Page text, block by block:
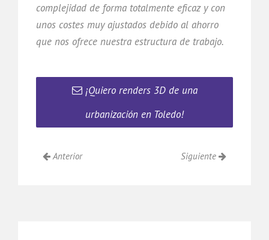
complejidad de forma totalmente eficaz y con
unos costes muy ajustados debido al ahorro
que nos ofrece nuestra estructura de trabajo.
¡Quiero renders 3D de una
urbanización en Toledo!
Anterior Siguiente